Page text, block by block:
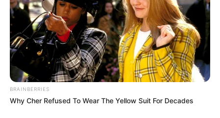
BRAINBERRIES
Why Cher Refused To Wear The Yellow Suit For Decades